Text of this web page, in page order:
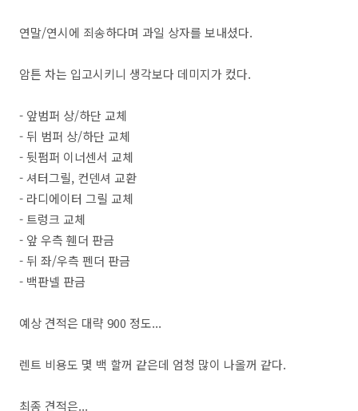
연말/연시에 죄송하다며 과일 상자를 보내셨다.
암튼 차는 입고시키니 생각보다 데미지가 컸다.
- 앞범퍼 상/하단 교체
- 뒤 범퍼 상/하단 교체
- 뒷펌퍼 이너센서 교체
- 셔터그릴, 컨덴셔 교환
- 라디에이터 그릴 교체
- 트렁크 교체
- 앞 우측 휀더 판금
- 뒤 좌/우측 펜더 판금
- 백판넬 판금
예상 견적은 대략 900 정도...
렌트 비용도 몇 백 할꺼 같은데 엄청 많이 나올꺼 같다.
최종 견적은...